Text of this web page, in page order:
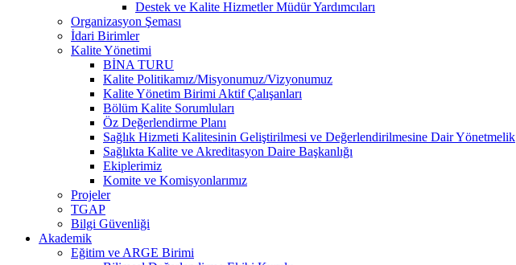
Destek ve Kalite Hizmetler Müdür Yardımcıları
Organizasyon Şeması
İdari Birimler
Kalite Yönetimi
BİNA TURU
Kalite Politikamız/Misyonumuz/Vizyonumuz
Kalite Yönetim Birimi Aktif Çalışanları
Bölüm Kalite Sorumluları
Öz Değerlendirme Planı
Sağlık Hizmeti Kalitesinin Geliştirilmesi ve Değerlendirilmesine Dair Yönetmelik
Sağlıkta Kalite ve Akreditasyon Daire Başkanlığı
Ekiplerimiz
Komite ve Komisyonlarımız
Projeler
TGAP
Bilgi Güvenliği
Akademik
Eğitim ve ARGE Birimi